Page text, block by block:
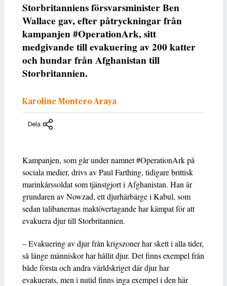
Storbritanniens försvarsminister Ben
Wallace gav, efter påtryckningar från
kampanjen #OperationArk, sitt
medgivande till evakuering av 200 katter
och hundar från Afghanistan till
Storbritannien.
Karoline Montero Araya
Dela
Kampanjen, som går under namnet #OperationArk på
sociala medier, drivs av Paul Farthing, tidigare brittisk
marinkårssoldat som tjänstgjort i Afghanistan. Han är
grundaren av Nowzad, ett djurhärbärge i Kabul, som
sedan talibanernas maktövertagande har kämpat för att
evakuera djur till Storbritannien.
– Evakuering av djur från krigszoner har skett i alla tider,
så länge människor har hållit djur. Det finns exempel från
både första och andra världskriget där djur har
evakuerats, men i nutid finns inga exempel i den här